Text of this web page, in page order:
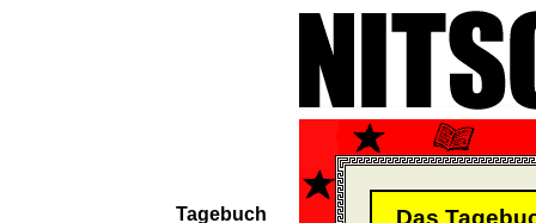
Tagebuch
Das